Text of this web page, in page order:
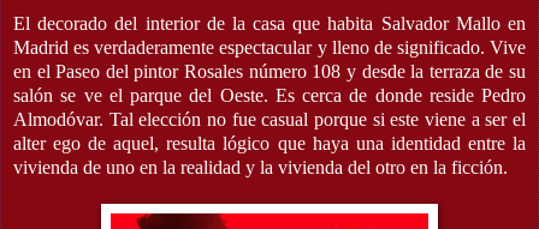
El decorado del interior de la casa que habita Salvador Mallo en
Madrid es verdaderamente espectacular y lleno de significado. Vive
en el Paseo del pintor Rosales número 108 y desde la terraza de su
salón se ve el parque del Oeste. Es cerca de donde reside Pedro
Almodóvar. Tal elección no fue casual porque si este viene a ser el
alter ego de aquel, resulta lógico que haya una identidad entre la
vivienda de uno en la realidad y la vivienda del otro en la ficción.